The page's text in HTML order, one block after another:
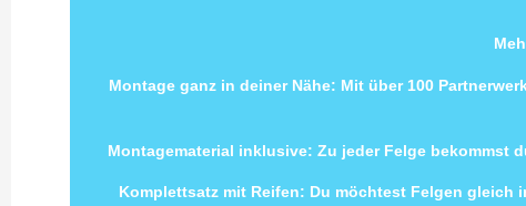
Montage ganz in deiner Nähe: Mit über 100
Montagematerial inklusive: Zu jeder Felge bekommst
Komplettsatz mit Reifen: Du möchtest Felgen